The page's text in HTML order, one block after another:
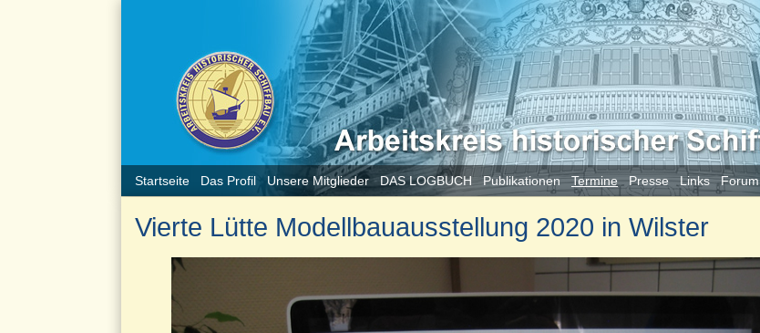
Startseite Das Profil Unsere Mitglieder DAS LOGBUCH Publikationen Termine Presse Links Forum
Vierte Lütte Modellbauausstellung 2020 in Wilster